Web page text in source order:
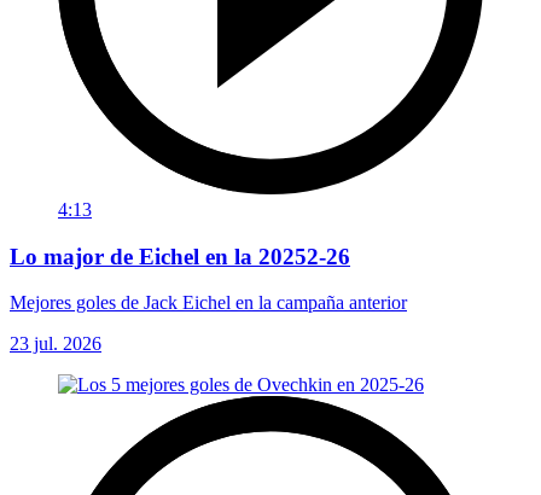
4:13
Lo major de Eichel en la 20252-26
Mejores goles de Jack Eichel en la campaña anterior
23 jul. 2026